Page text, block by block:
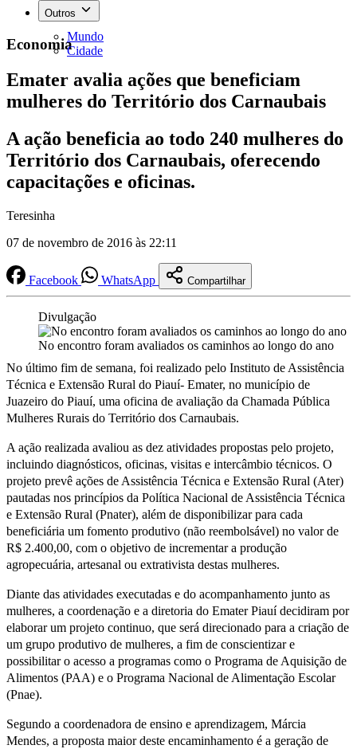
Outros
Mundo
Cidade
Economia
Emater avalia ações que beneficiam
mulheres do Território dos Carnaubais
A ação beneficia ao todo 240 mulheres do
Território dos Carnaubais, oferecendo
capacitações e oficinas.
Teresinha
07 de novembro de 2016 às 22:11
Facebook WhatsApp Compartilhar
Divulgação
No encontro foram avaliados os caminhos ao longo do ano
No último fim de semana, foi realizado pelo Instituto de Assistência
Técnica e Extensão Rural do Piauí- Emater, no município de
Juazeiro do Piauí, uma oficina de avaliação da Chamada Pública
Mulheres Rurais do Território dos Carnaubais.
A ação realizada avaliou as dez atividades propostas pelo projeto,
incluindo diagnósticos, oficinas, visitas e intercâmbio técnicos. O
projeto prevê ações de Assistência Técnica e Extensão Rural (Ater)
pautadas nos princípios da Política Nacional de Assistência Técnica
e Extensão Rural (Pnater), além de disponibilizar para cada
beneficiária um fomento produtivo (não reembolsável) no valor de
R$ 2.400,00, com o objetivo de incrementar a produção
agropecuária, artesanal ou extrativista destas mulheres.
Diante das atividades executadas e do acompanhamento junto as
mulheres, a coordenação e a diretoria do Emater Piauí decidiram por
elaborar um projeto continuo, que será direcionado para a criação de
um grupo produtivo de mulheres, a fim de conscientizar e
possibilitar o acesso a programas como o Programa de Aquisição de
Alimentos (PAA) e o Programa Nacional de Alimentação Escolar
(Pnae).
Segundo a coordenadora de ensino e aprendizagem, Márcia
Mendes, a proposta maior deste encaminhamento é a geração de